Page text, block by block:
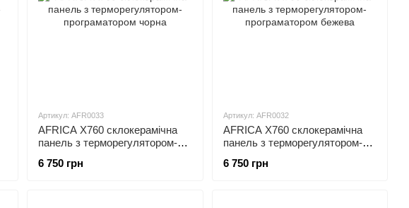
Артикул: AFR0033
AFRICA X760 склокерамічна
панель з терморегулятором-
6 750 грн
Артикул: AFR0032
AFRICA X760 склокерамічна
панель з терморегулятором-
6 750 грн